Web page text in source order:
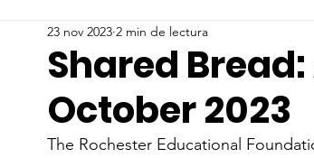
Lower Elementary Middle School
Upper Elementary
Shared
October 2023
23 nov 2023 2 min de lectura
The Rochester Educational